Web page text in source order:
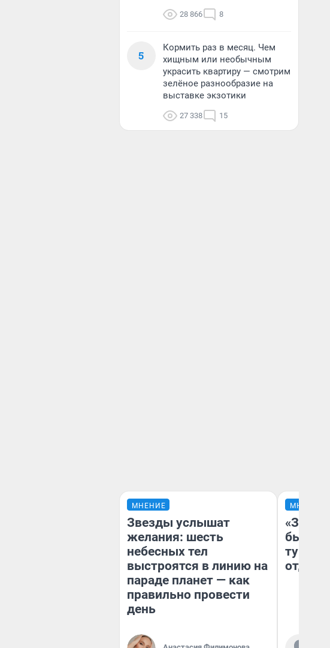
28 866 8
5
Кормить раз в месяц. Чем
хищным или необычным
украсить квартиру — смотрим
зелёное разнообразие на
выставке экзотики
27 338 15
МНЕНИЕ
Звезды услышат
желания: шесть
небесных тел
выстроятся в линию на
параде планет — как
правильно провести
день
МНЕНИЕ
«За
были